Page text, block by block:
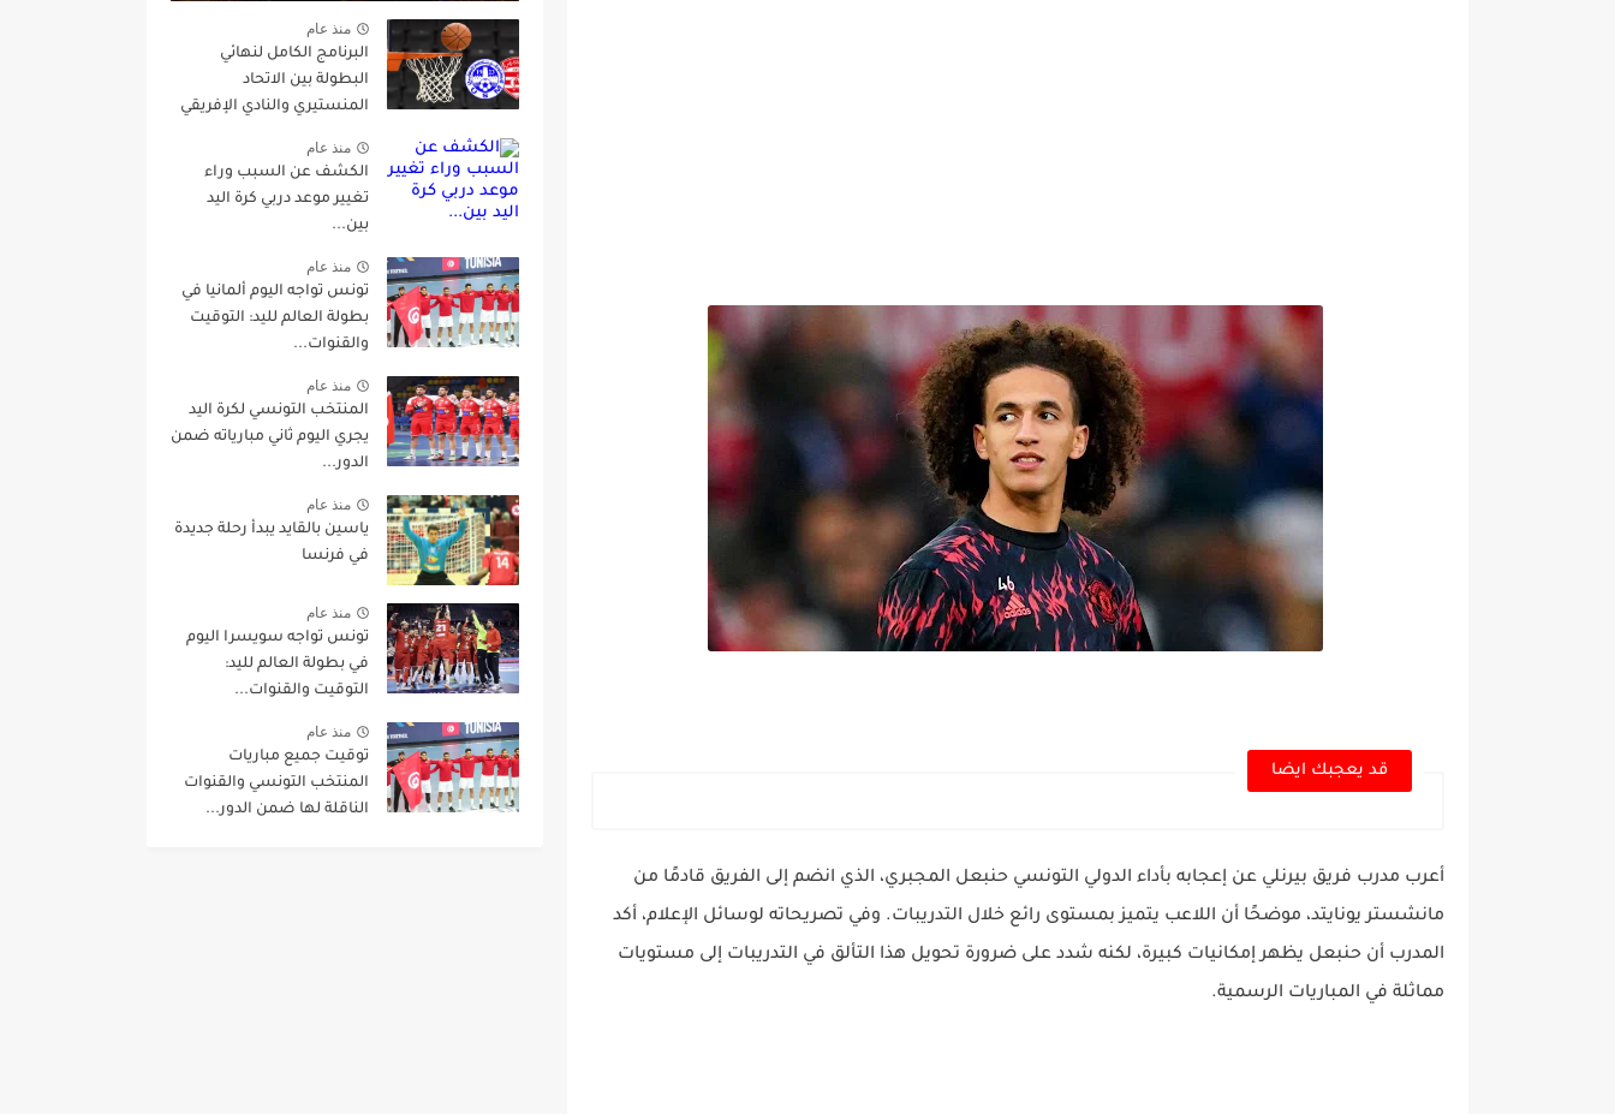
قد يعجبك ايضا
أعرب مدرب فريق بيرنلي عن إعجابه بأداء الدولي التونسي حنبعل المجبري، الذي انضم إلى الفريق قادمًا من
مانشستر يونايتد، موضحًا أن اللاعب يتميز بمستوى رائع خلال التدريبات. وفي تصريحاته لوسائل الإعلام، أكد
المدرب أن حنبعل يظهر إمكانيات كبيرة، لكنه شدد على ضرورة تحويل هذا التألق في التدريبات إلى مستويات
مماثلة في المباريات الرسمية.
منذ عام
البرنامج الكامل لنهائي
البطولة بين الاتحاد
المنستيري والنادي الإفريقي
منذ عام
الكشف عن السبب وراء
تغيير موعد دربي كرة اليد
بين...
منذ عام
تونس تواجه اليوم ألمانيا في
بطولة العالم لليد: التوقيت
والقنوات...
منذ عام
المنتخب التونسي لكرة اليد
يجري اليوم ثاني مبارياته ضمن
الدور...
منذ عام
ياسين بالقايد يبدأ رحلة جديدة
في فرنسا
منذ عام
تونس تواجه سويسرا اليوم
في بطولة العالم لليد:
التوقيت والقنوات...
منذ عام
توقيت جميع مباريات
المنتخب التونسي والقنوات
الناقلة لها ضمن الدور...